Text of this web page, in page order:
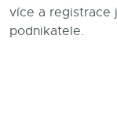
více a registrace
podnikatele.